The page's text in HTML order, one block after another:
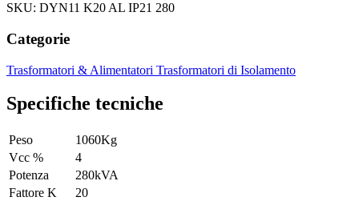
SKU: DYN11 K20 AL IP21 280
Categorie
Trasformatori & Alimentatori Trasformatori di Isolamento
Specifiche tecniche
Peso
1060Kg
Vcc %
4
Potenza
280kVA
Fattore K
20